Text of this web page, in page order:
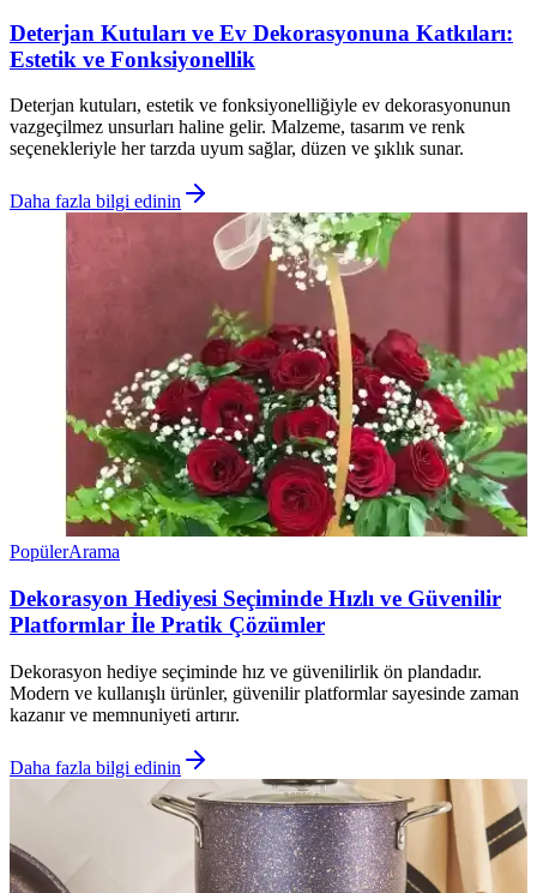
Deterjan Kutuları ve Ev Dekorasyonuna Katkıları:
Estetik ve Fonksiyonellik
Deterjan kutuları, estetik ve fonksiyonelliğiyle ev dekorasyonunun
vazgeçilmez unsurları haline gelir. Malzeme, tasarım ve renk
seçenekleriyle her tarzda uyum sağlar, düzen ve şıklık sunar.
Daha fazla bilgi edinin
PopülerArama
Dekorasyon Hediyesi Seçiminde Hızlı ve Güvenilir
Platformlar İle Pratik Çözümler
Dekorasyon hediye seçiminde hız ve güvenilirlik ön plandadır.
Modern ve kullanışlı ürünler, güvenilir platformlar sayesinde zaman
kazanır ve memnuniyeti artırır.
Daha fazla bilgi edinin